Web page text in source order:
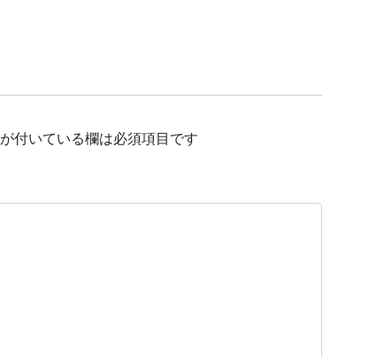
が付いている欄は必須項目です